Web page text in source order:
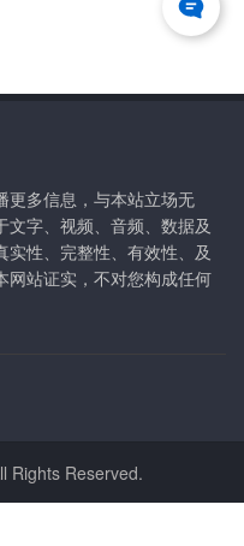
更多信息，与本站立场无
文字、视频、音频、数据及
实性、完整性、有效性、及
网站证实，不对您构成任何
Rights Reserved.